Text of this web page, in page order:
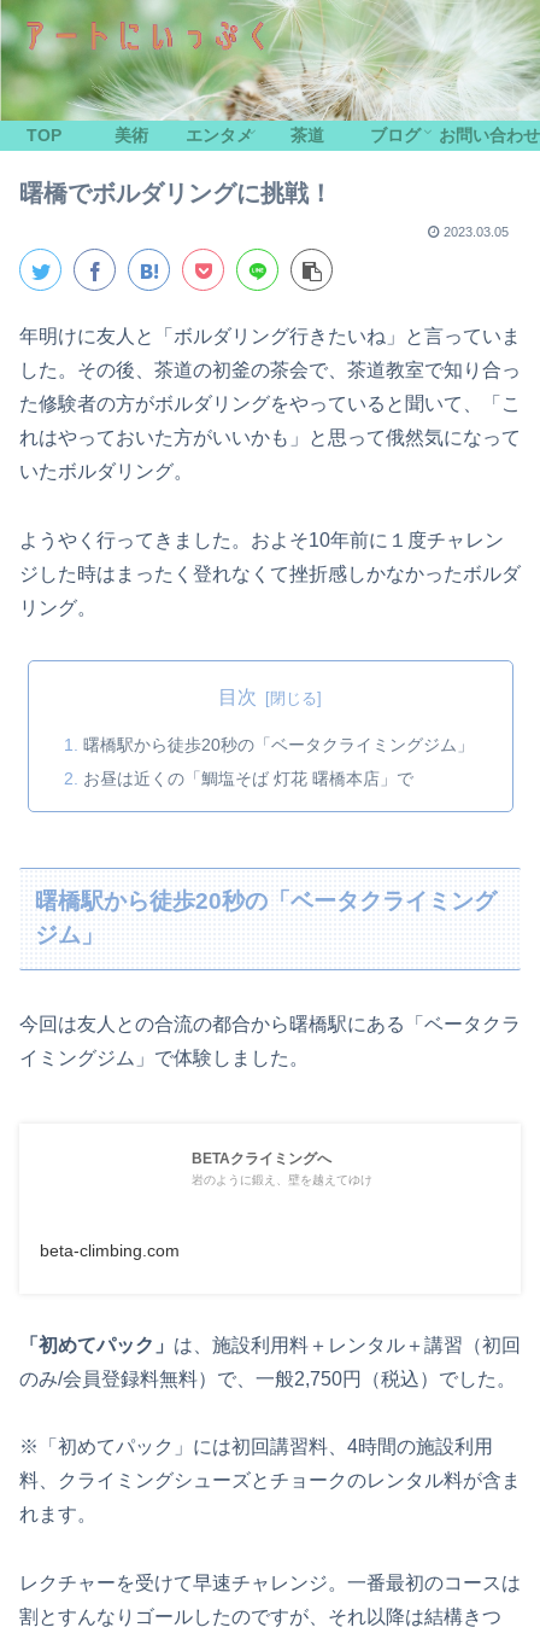
TOP 美術 エンタメ 茶道 ブログ お問い合わせ
曙橋でボルダリングに挑戦！
2023.03.05
年明けに友人と「ボルダリング行きたいね」と言っていま
した。その後、茶道の初釜の茶会で、茶道教室で知り合っ
た修験者の方がボルダリングをやっていると聞いて、「こ
れはやっておいた方がいいかも」と思って俄然気になって
いたボルダリング。
ようやく行ってきました。およそ10年前に１度チャレン
ジした時はまったく登れなくて挫折感しかなかったボルダ
リング。
目次
曙橋駅から徒歩20秒の「ベータクライミングジム」
お昼は近くの「鯛塩そば 灯花 曙橋本店」で
曙橋駅から徒歩20秒の「ベータクライミング
ジム」
今回は友人との合流の都合から曙橋駅にある「ベータクラ
イミングジム」で体験しました。
BETAクライミングへ
岩のように鍛え、壁を越えてゆけ
beta-climbing.com
「初めてパック」 は、施設利用料＋レンタル＋講習（初回
のみ/会員登録料無料）で、一般2,750円（税込）でした。
※「初めてパック」には初回講習料、4時間の施設利用
料、クライミングシューズとチョークのレンタル料が含ま
れます。
レクチャーを受けて早速チャレンジ。一番最初のコースは
割とすんなりゴールしたのですが、それ以降は結構きつ